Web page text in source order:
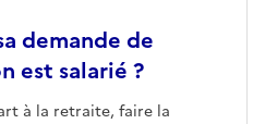
demande de
est salarié ?
à la retraite, faire la